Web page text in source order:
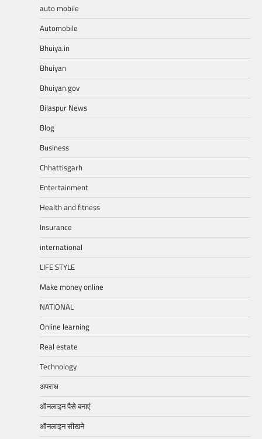
auto mobile
Automobile
Bhuiya.in
Bhuiyan
Bhuiyan.gov
Bilaspur News
Blog
Business
Chhattisgarh
Entertainment
Health and fitness
Insurance
international
LIFE STYLE
Make money online
NATIONAL
Online learning
Real estate
Technology
अपराध
ऑनलाइन पैसे बनाएं
ऑनलाइन सीखने